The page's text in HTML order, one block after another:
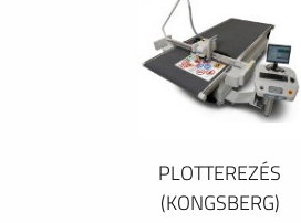
PLOTTEREZÉS
(KONGSBERG)